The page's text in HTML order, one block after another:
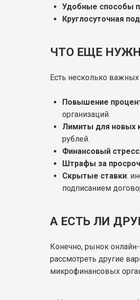
Удобные способы
Круглосуточная
ЧТО ЕЩЕ
Есть несколько
Повышение
организаций.
Лимиты для новых
рублей.
Финансовый стресс
Штрафы за
Скрытые ставки:
подписанием
А ЕСТЬ ЛИ
Конечно, рынок
рассмотреть другие
микрофинансовых